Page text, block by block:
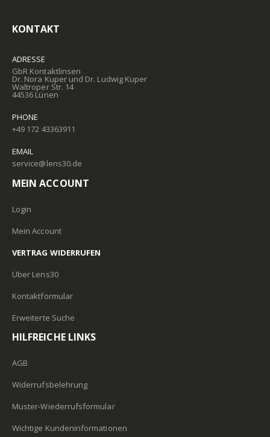
KONTAKT
ADRESSE
GbR Kontaktlinsen
Dr. Nora Kuper und Dr. Ludwig Kuper
Waltroper Str. 14
44536 Lünen
PHONE
+49 172 43363911
EMAIL
service@lens30.de
MEIN ACCOUNT
Login
Mein Account
VERTRAG WIDERRUFEN
Über Lens30
Kontaktformular
Erweiterte Suche
HILFREICHE LINKS
AGB
Widerrufsbelehrung
Muster-Wiederrufsformular
Wichtige Kundeninformationen